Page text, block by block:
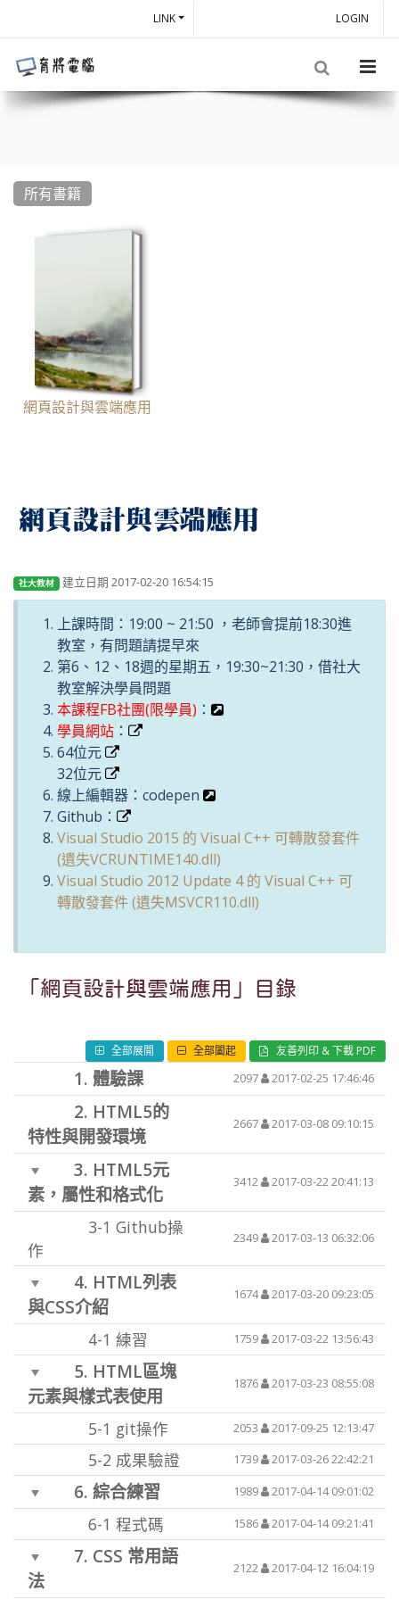
LOGIN
LINK
所有書籍
book:網頁設計與雲端應用
網頁設計與雲端應用
網頁設計與雲端應用
社大教材 建立日期 2017-02-20 16:54:15
上課時間：19:00 ~ 21:50 ，老師會提前18:30進
教室，有問題請提早來
第6、12、18週的星期五，19:30~21:30，借社大
教室解決學員問題
本課程FB社團(限學員) ：
學員網站 ：
64位元
32位元
線上編輯器：codepen
Github：
Visual Studio 2015 的 Visual C++ 可轉散發套件
(遺失VCRUNTIME140.dll)
Visual Studio 2012 Update 4 的 Visual C++ 可
轉散發套件 (遺失MSVCR110.dll)
「網頁設計與雲端應用」目錄
全部展開 全部闔起 友善列印 & 下載 PDF
1. 體驗課 2097 2017-02-25 17:46:46
2. HTML5的
特性與開發環境
2667 2017-03-08 09:10:15
3. HTML5元
素，屬性和格式化
3412 2017-03-22 20:41:13
3-1Github操
作
2349 2017-03-13 06:32:06
4. HTML列表
與CSS介紹
1674 2017-03-20 09:23:05
4-1練習 1759 2017-03-22 13:56:43
5. HTML區塊
元素與樣式表使用
1876 2017-03-23 08:55:08
5-1 git操作 2053 2017-09-25 12:13:47
5-2 成果驗證 1739 2017-03-26 22:42:21
6. 綜合練習 1989 2017-04-14 09:01:02
6-1程式碼 1586 2017-04-14 09:21:41
7. CSS 常用語
法
2122 2017-04-12 16:04:19